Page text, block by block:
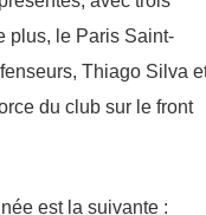
plus, le Paris Saint-
Thiago Silva
du club sur le front
est la suivante :